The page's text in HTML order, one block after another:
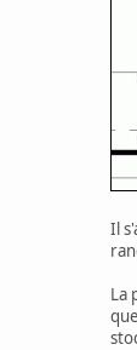
Il
La